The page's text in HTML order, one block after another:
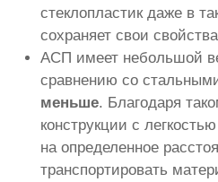
стеклопластик даже в
сохраняет свои
АСП имеет небольшой
сравнению со
меньше. Благодаря
конструкции с
на определенное
транспортировать